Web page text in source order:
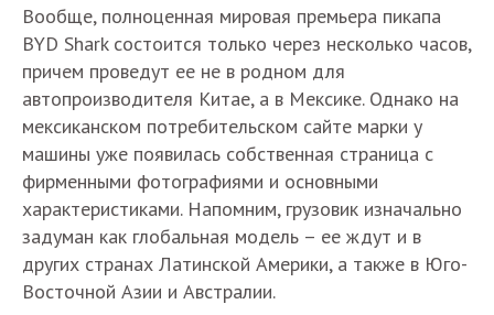
Вообще, полноценная мировая премьера пикапа
BYD Shark состоится только через несколько часов,
причем проведут ее не в родном для
автопроизводителя Китае, а в Мексике. Однако на
мексиканском потребительском сайте марки у
машины уже появилась собственная страница с
фирменными фотографиями и основными
характеристиками. Напомним, грузовик изначально
задуман как глобальная модель – ее ждут и в
других странах Латинской Америки, а также в Юго-
Восточной Азии и Австралии.